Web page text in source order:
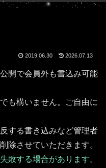
2019.06.30 2026.07.13
開で会員外も書込み可能
も構いません。ご自由に
する書き込みなど管理者
除させていただきます。
敗する場合があります。